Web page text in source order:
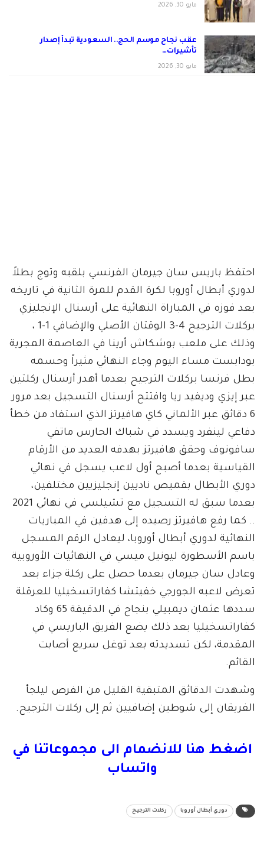
مايو 30, 2026
عقب نجاح موسم الحج.. السعودية تبدأ إصدار
تأشيرات…
مايو 30, 2026
احتفظ باريس سان جيرمان الفرنسي بلقبه وتوج بطلاً
لدوري أبطال أوروبا لكرة القدم للمرة الثانية في تاريخه
بعد فوزه في المباراة النهائية على أرسنال الإنجليزي
بركلات الترجيح 4-3 الوقتان الأصلي والإضافي 1-1 ،
وذلك على ملعب بوشكاش أرينا في العاصمة المجرية
بودابست مساء اليوم وجاء النهائي مثيراً وحسمه
بطل فرنسا بركلات الترجيح بعدما أهدر أرسنال ركلتين
عبر إيزي وديفيد ريا وافتتح أرسنال التسجيل بعد مرور
6 دقائق عبر الألماني كاي هافيرتز الذي استفاد من خطأ
دفاعي لينفرد ويسدد في شباك الحارس ماتفي
سافونوف وحقق هافيرتز بهدفه العديد من الأرقام
القياسية بعدما أصبح أول لاعب يسجل في نهائي
دوري الأبطال بقميص ناديين إنجليزيين مختلفين،
بعدما سبق له التسجيل مع تشيلسي في نهائي 2021
.. كما رفع هافيرتز رصيده إلى هدفين في المباريات
النهائية لدوري أبطال أوروبا، ليعادل الرقم المسجل
باسم الأسطورة ليونيل ميسي في النهائيات الأوروبية
وعادل سان جيرمان بعدما حصل على ركلة جزاء بعد
تعرض لاعبه الجورجي خفيتشا كفاراتسخيليا للعرقلة
سددها عثمان ديمبيلي بنجاح في الدقيقة 65 وكاد
كفاراتسخيليا بعد ذلك يضع الفريق الباريسي في
المقدمة، لكن تسديدته بعد توغل سريع أصابت
القائم.
وشهدت الدقائق المتبقية القليل من الفرص ليلجأ
الفريقان إلى شوطين إضافيين ثم إلى ركلات الترجيح.
اضغط هنا للانضمام الى مجموعاتنا في
واتساب
دوري أبطال أوروبا ركلات الترجيح